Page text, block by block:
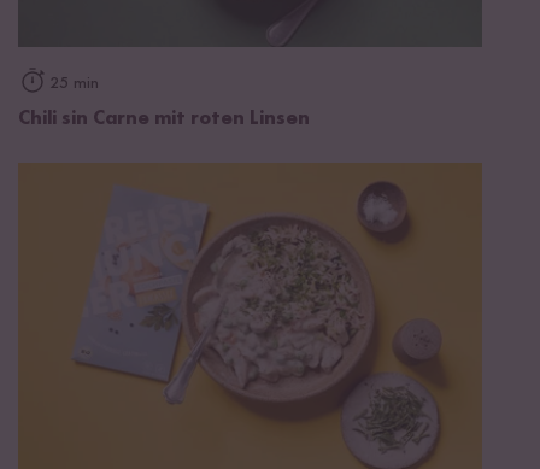
25 min
Chili sin Carne mit roten Linsen